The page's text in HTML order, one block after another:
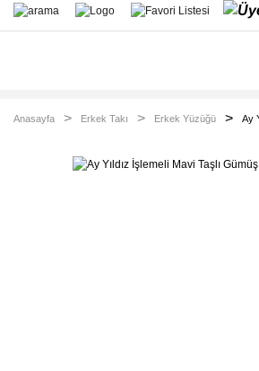
Anasayfa Erkek Takı Erkek Yüzüğü Ay